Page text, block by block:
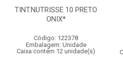
TINT.NUTRISSE 10 PRETO
ONIX*
Código: 122378
Embalagem: Unidade
Caixa contém 12 unidade(s)